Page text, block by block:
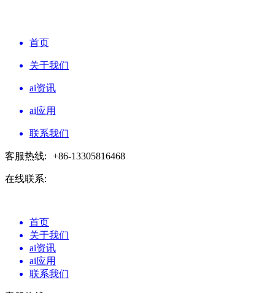
首页
关于我们
ai资讯
ai应用
联系我们
客服热线: +86-13305816468
在线联系:
首页
关于我们
ai资讯
ai应用
联系我们